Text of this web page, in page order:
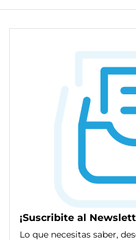
¡Suscribite al
Lo que necesitas saber,